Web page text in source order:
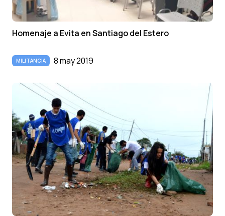
Homenaje a Evita en Santiago del Estero
MILITANCIA 8 may 2019